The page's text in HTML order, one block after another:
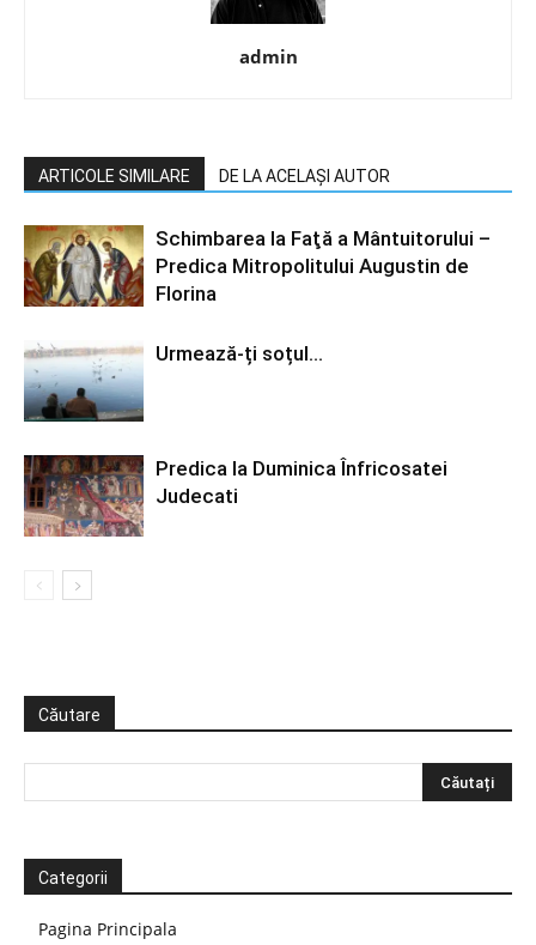
admin
ARTICOLE SIMILARE DE LA ACELAȘI AUTOR
Schimbarea la Faţă a Mântuitorului –
Predica Mitropolitului Augustin de
Florina
Urmează-ți soțul…
Predica la Duminica Înfricosatei
Judecati
Căutare
Categorii
Pagina Principala